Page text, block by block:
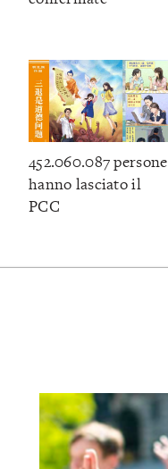
452.060.087 persone
hanno lasciato il
PCC